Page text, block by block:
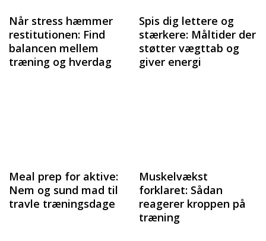
Når stress hæmmer
restitutionen: Find
balancen mellem
træning og hverdag
Spis dig lettere og
stærkere: Måltider der
støtter vægttab og
giver energi
Meal prep for aktive:
Nem og sund mad til
travle træningsdage
Muskelvækst
forklaret: Sådan
reagerer kroppen på
træning